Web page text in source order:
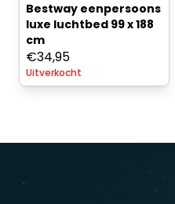
Bestway eenpersoons
luxe luchtbed 99 x 188
cm
€34,95
Uitverkocht